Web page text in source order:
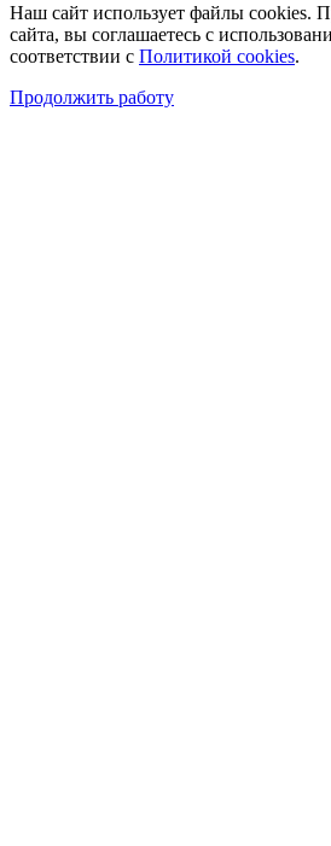
Наш сайт использует файлы cookies.
сайта, вы соглашаетесь с
соответствии с Политикой cookies.
Продолжить работу